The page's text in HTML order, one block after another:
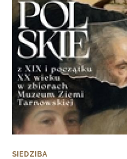
SIEDZIBA